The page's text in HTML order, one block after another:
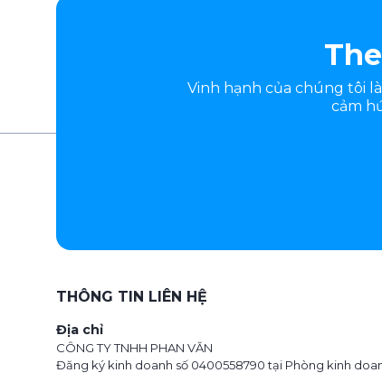
Vinh hạnh của chúng tôi
cảm
THÔNG TIN LIÊN HỆ
Địa chỉ
CÔNG TY TNHH PHAN VĂN
Đăng ký kinh doanh số 0400558790 tại Phòng kinh